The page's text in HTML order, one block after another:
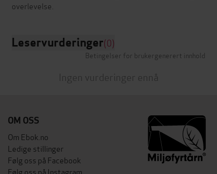
Leservurderinger(0)
Betingelser for brukergenerert innhold
Ingen vurderinger ennå
OM OSS
Om Ebok.no
Ledige stillinger
Følg oss på Facebook
Følg oss på Instagram